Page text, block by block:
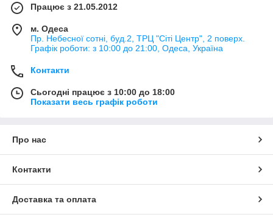
Працює з 21.05.2012
м. Одеса
Пр. Небесної сотні, буд.2, ТРЦ "Сіті Центр", 2 поверх.
Графік роботи: з 10:00 до 21:00, Одеса, Україна
Контакти
Сьогодні працює з 10:00 до 18:00
Показати весь графік роботи
Про нас
Контакти
Доставка та оплата